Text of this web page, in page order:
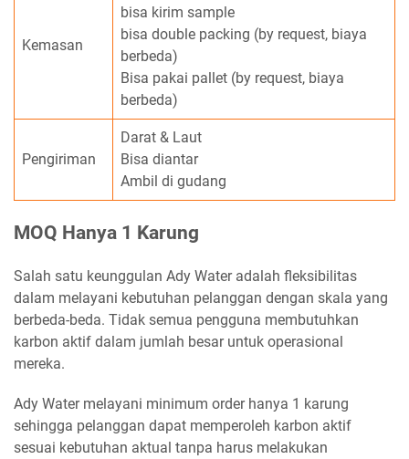
Kemasan
bisa kirim sample
bisa double packing (by request, biaya
berbeda)
Bisa pakai pallet (by request, biaya
berbeda)
Pengiriman
Darat & Laut
Bisa diantar
Ambil di gudang
MOQ Hanya 1 Karung
Salah satu keunggulan Ady Water adalah fleksibilitas
dalam melayani kebutuhan pelanggan dengan skala yang
berbeda-beda. Tidak semua pengguna membutuhkan
karbon aktif dalam jumlah besar untuk operasional
mereka.
Ady Water melayani minimum order hanya 1 karung
sehingga pelanggan dapat memperoleh karbon aktif
sesuai kebutuhan aktual tanpa harus melakukan